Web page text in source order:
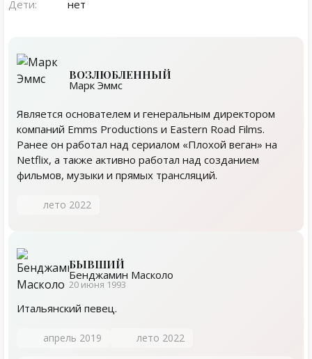
Дети: нет
ВОЗЛЮБЛЕННЫЙ
Марк Эммс
Является основателем и генеральным директором
компаний Emms Productions и Eastern Road Films.
Ранее он работал над сериалом «Плохой веган» на
Netflix, а также активно работал над созданием
фильмов, музыки и прямых трансляций.
лето 2022
БЫВШИЙ
Бенджамин Масколо
20 июня 1993
Итальянский певец.
апрель 2019 лето 2022